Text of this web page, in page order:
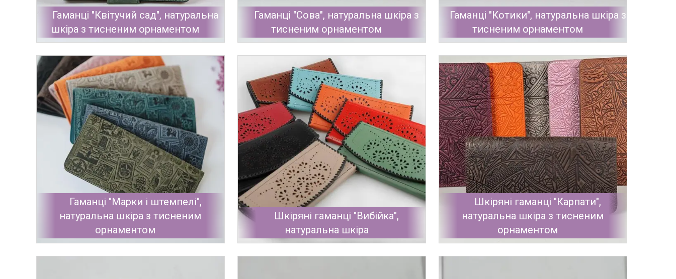
Гаманці "Квітучий сад", натуральна
шкіра з тисненим орнаментом
Гаманці "Сова", натуральна шкіра з
тисненим орнаментом
Гаманці "Котики", натуральна шкіра з
тисненим орнаментом
Гаманці "Марки і штемпелі",
натуральна шкіра з тисненим
орнаментом
Шкіряні гаманці "Вибійка",
натуральна шкіра
Шкіряні гаманці "Карпати",
натуральна шкіра з тисненим
орнаментом